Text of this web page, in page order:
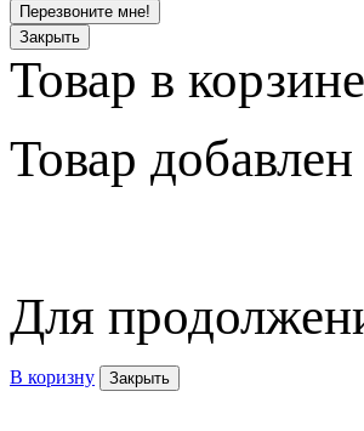
Перезвоните мне!
Закрыть
Товар в
Товар
Для
В коризну Закрыть